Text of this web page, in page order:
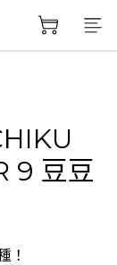
9 豆豆
！